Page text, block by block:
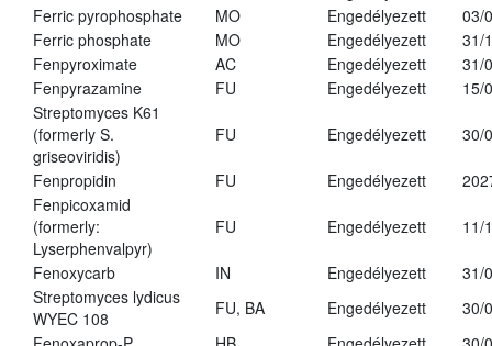
Ferric pyrophosphate
MO Engedélyezett
03/
Ferric phosphate
MO Engedélyezett
31/
Fenpyroximate
AC Engedélyezett
31/
Fenpyrazamine
FU Engedélyezett
15/
Streptomyces K61
(formerly S.
griseoviridis)
FU Engedélyezett 30/
Fenpropidin FU Engedélyezett
Fenpicoxamid
(formerly:
Lyserphenvalpyr)
FU Engedélyezett 11/
Fenoxycarb IN Engedélyezett
31/
Streptomyces lydicus
WYEC 108
FU, BA Engedélyezett
30/